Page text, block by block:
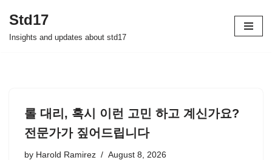
Skip
Std17
Insights and updates about std17
롤 대리, 혹시 이런 고민 하고 계신가요?
전문가가 짚어드립니다
by Harold Ramirez August 8, 2026